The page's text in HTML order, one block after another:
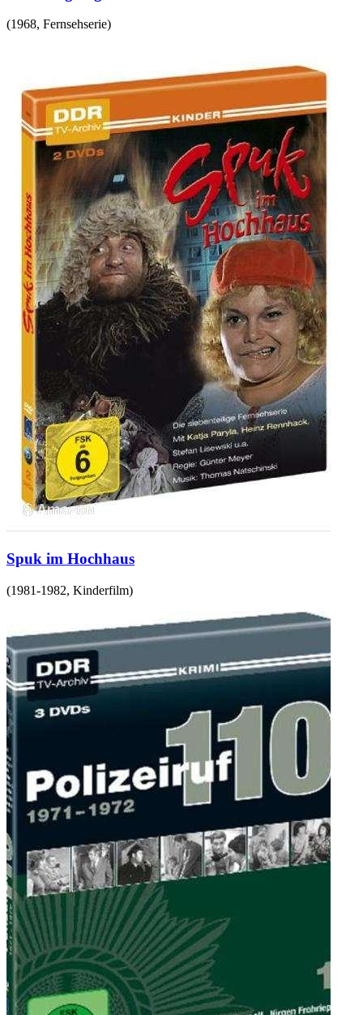
(1968, Fernsehserie)
Spuk im Hochhaus
(1981-1982, Kinderfilm)